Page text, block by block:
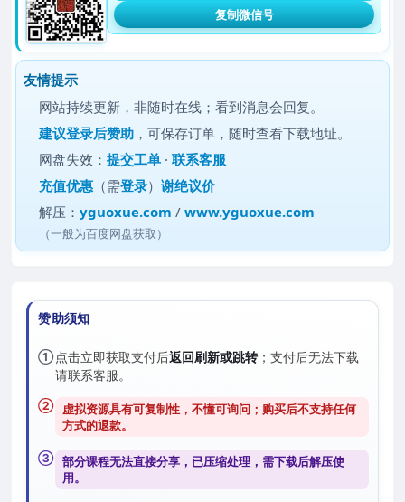
复制微信号
友情提示
网站持续更新，非随时在线；看到消息会回复。
建议登录后赞助 ，可保存订单，随时查看下载地址。
网盘失效：提交工单 ·联系客服
充值优惠 （需登录）谢绝议价
解压：yguoxue.com /www.yguoxue.com
（一般为百度网盘获取）
赞助须知
①点击立即获取支付后返回刷新或跳转；支付后无法下载
请联系客服。
② 虚拟资源具有可复制性，不懂可询问；购买后不支持任何
方式的退款。
③ 部分课程无法直接分享，已压缩处理，需下载后解压使
用。